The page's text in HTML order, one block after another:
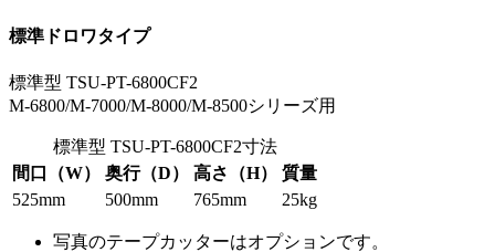
標準ドロワタイプ
標準型 TSU-PT-6800CF2
M-6800/M-7000/M-8000/M-8500シリーズ用
標準型 TSU-PT-6800CF2寸法
間口（W）
奥行（D） 高さ（H）
質量
525mm
500mm 765mm 25kg
写真のテープカッターはオプションです。